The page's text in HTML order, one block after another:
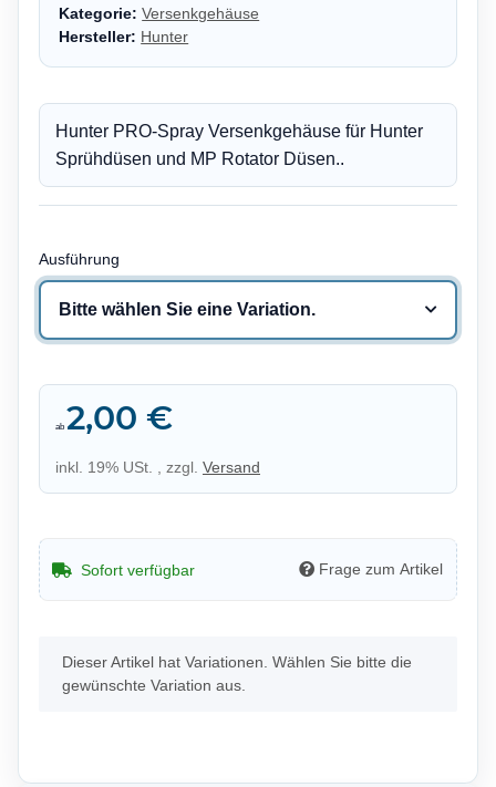
Kategorie:Versenkgehäuse
Hersteller: Hunter
Hunter PRO-Spray Versenkgehäuse für Hunter
Sprühdüsen und MP Rotator Düsen..
Ausführung
Bitte wählen Sie eine Variation.
ab 2,00 €
inkl. 19% USt. , zzgl. Versand
Sofort verfügbar Frage zum Artikel
x
Dieser Artikel hat Variationen. Wählen Sie bitte die
gewünschte Variation aus.